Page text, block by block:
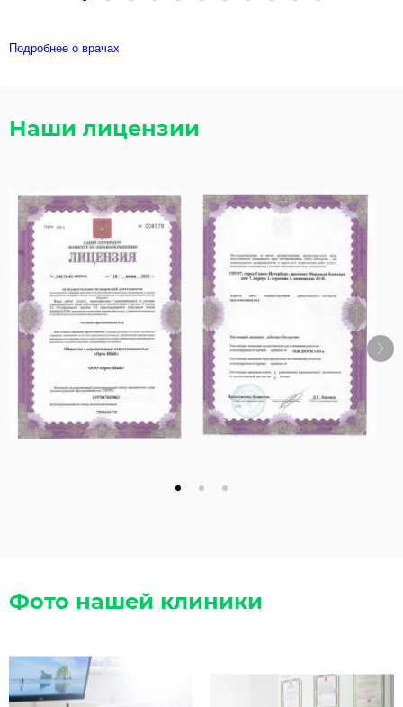
Подробнее о врачах
Наши лицензии
Фото нашей клиники